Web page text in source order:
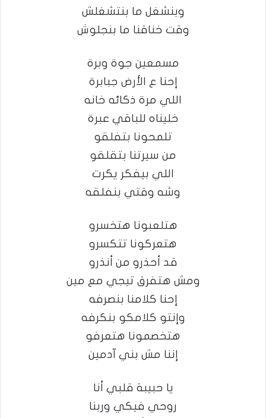
وبنشغل ما بنتشغلش
وقت خناقنا ما بنجلوش
مسمعين جوة وبرة
إحنا ع الأرض جبابرة
اللي مرة ذكائه خانه
خليناه للباقي عبرة
تلمحونا بتفلقو
من سيرتنا بتقلقو
اللي بيفكر يكرت
وشه وقتي بنفلقه
هتلعبونا هتخسرو
هتعركونا تتكسرو
قد أحذرو من أنذرو
ومش هتفرق تيجي مع مين
إحنا كلامنا بنصرفه
وإنتو كلامكو بنكرفه
هتخصمونا هتعرفو
إننا مش بني آدمين
يا حبيبة قلبي أنا
روحي فيكي وربنا